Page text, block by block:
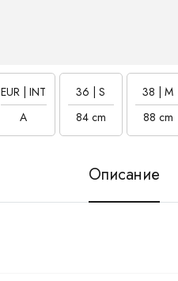
EUR | INT
A
36 | S
84 cm
38 | M
88 cm
Описание